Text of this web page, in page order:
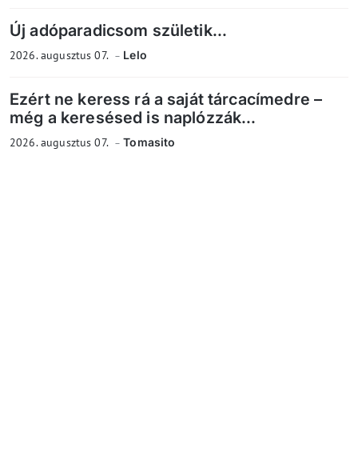
Új adóparadicsom születik...
2026. augusztus 07. Lelo
Ezért ne keress rá a saját tárcacímedre –
még a keresésed is naplózzák...
2026. augusztus 07. Tomasito